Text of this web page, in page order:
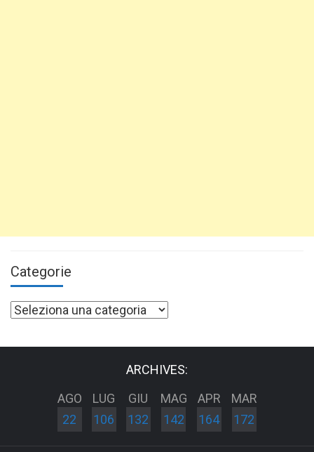
Categorie
Categorie
ARCHIVES:
AGO
22
LUG
106
GIU
132
MAG
142
APR
164
MAR
172